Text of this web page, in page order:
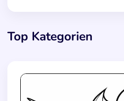
Top Kategorien